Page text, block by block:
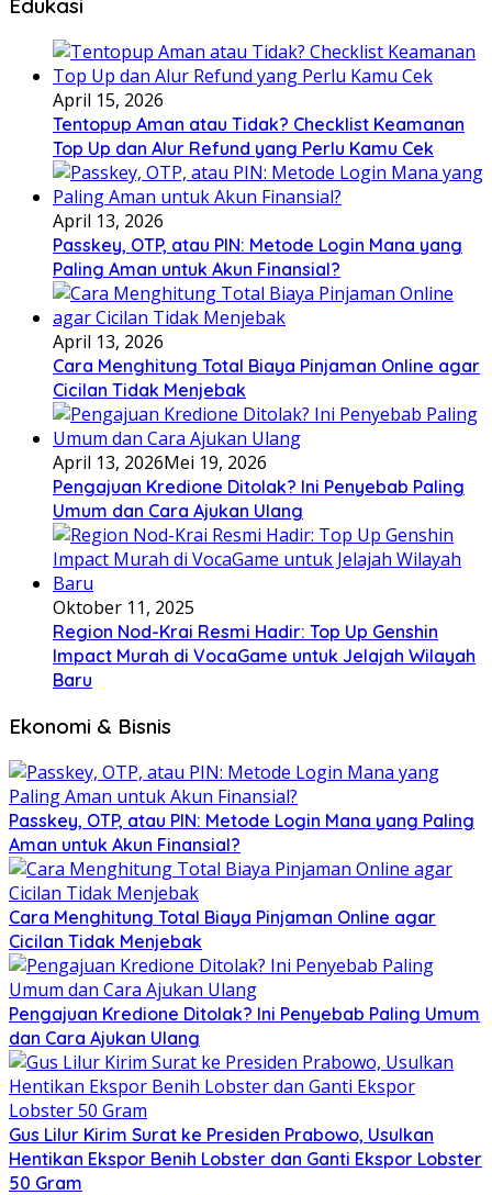
Edukasi
April 15, 2026
Tentopup Aman atau Tidak? Checklist Keamanan
Top Up dan Alur Refund yang Perlu Kamu Cek
April 13, 2026
Passkey, OTP, atau PIN: Metode Login Mana yang
Paling Aman untuk Akun Finansial?
April 13, 2026
Cara Menghitung Total Biaya Pinjaman Online agar
Cicilan Tidak Menjebak
April 13, 2026Mei 19, 2026
Pengajuan Kredione Ditolak? Ini Penyebab Paling
Umum dan Cara Ajukan Ulang
Oktober 11, 2025
Region Nod-Krai Resmi Hadir: Top Up Genshin
Impact Murah di VocaGame untuk Jelajah Wilayah
Baru
Ekonomi & Bisnis
Passkey, OTP, atau PIN: Metode Login Mana yang Paling
Aman untuk Akun Finansial?
Cara Menghitung Total Biaya Pinjaman Online agar
Cicilan Tidak Menjebak
Pengajuan Kredione Ditolak? Ini Penyebab Paling Umum
dan Cara Ajukan Ulang
Gus Lilur Kirim Surat ke Presiden Prabowo, Usulkan
Hentikan Ekspor Benih Lobster dan Ganti Ekspor Lobster
50 Gram